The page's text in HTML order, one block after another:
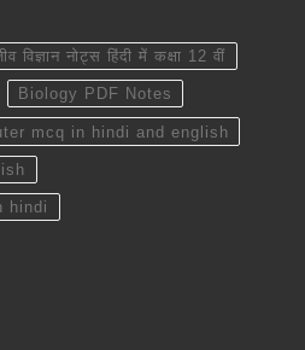
नोट्स हिंदी में कक्षा 12 वीं
Biology PDF Notes
mcq in hindi and english
hindi